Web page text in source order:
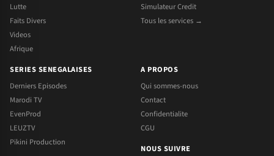
Lutte
Faits Divers
Videos
Afrique
Simulateur Credit
Tous les services →
SERIES SENEGALAISES
Derniers Episodes
Marodi TV
EvenProd
LEUZTV
Pikini Production
A PROPOS
Qui sommes-nous
Contact
Confidentialite
CGU
NOUS SUIVRE